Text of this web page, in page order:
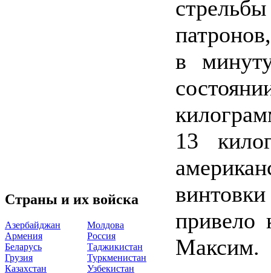
Страны и их войска
Азербайджан
Армения
Беларусь
Грузия
Казахстан
Молдова
Россия
Таджикистан
Туркменистан
Узбекистан
в
13
привело
Максим.